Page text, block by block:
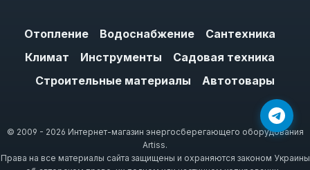
Отопление Водоснабжение
Сантехника
Климат
Инструменты
Садовая техника
Строительные материалы
Автотовары
© 2009 - 2026 Интернет-магазин энергосберегающего оборудования
Artiss.
Права на все материалы сайта защищены и охраняются законом Украины